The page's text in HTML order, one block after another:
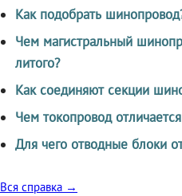
Как подобрать
Чем магистральный
литого?
Как соединяют секции
Чем токопровод
Для чего отводные блоки
Вся справка →